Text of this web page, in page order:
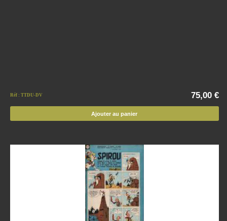
Réf : TTDU-DV 75,00 €
Ajouter au panier